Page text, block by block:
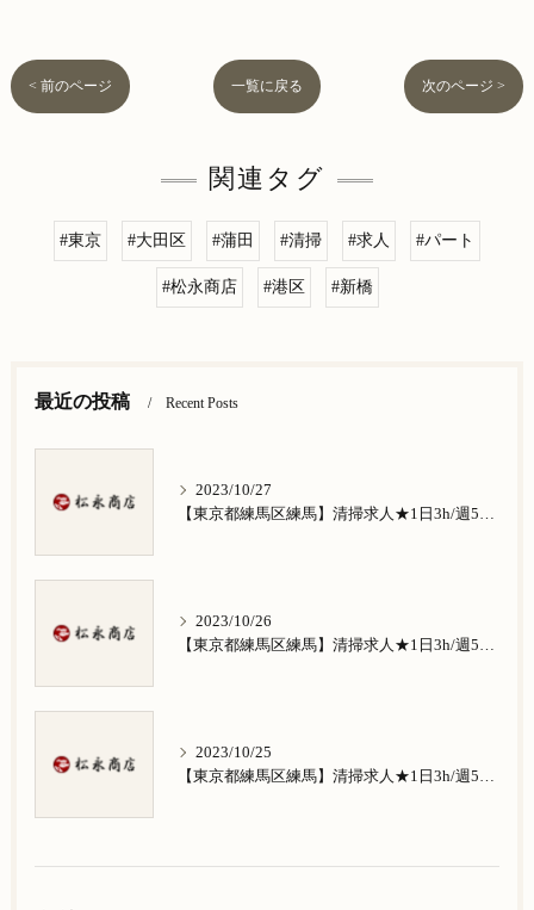
< 前のページ 一覧に戻る 次のページ >
関連タグ
#東京 #大田区 #蒲田 #清掃 #求人 #パート
#松永商店 #港区 #新橋
最近の投稿 Recent Posts
2023/10/27
【東京都練馬区練馬】清掃求人★1日3h/週5日/祝日お休み★谷原在住の方歓迎
2023/10/26
【東京都練馬区練馬】清掃求人★1日3h/週5日/祝日お休み★南田中在住の方歓迎
2023/10/25
【東京都練馬区練馬】清掃求人★1日3h/週5日/祝日お休み★南大泉在住の方歓迎